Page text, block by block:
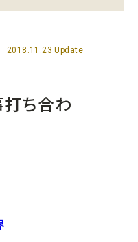
2018.11.23 Update
打ち合わ